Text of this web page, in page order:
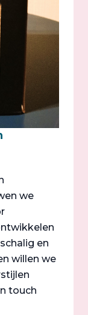
we
en
willen we
touch